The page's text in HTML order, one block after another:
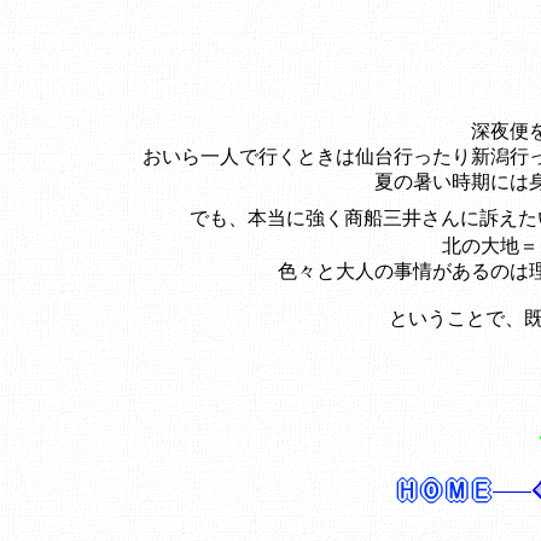
深夜便
おいら一人で行くときは仙台行ったり新潟
夏の暑い時期には
でも、本当に強く商船三井さんに訴え
北の大地
色々と大人の事情があるのは
ということで、